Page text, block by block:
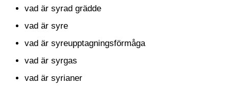
vad är syrad grädde
vad är syre
vad är syreupptagningsförmåga
vad är syrgas
vad är syrianer